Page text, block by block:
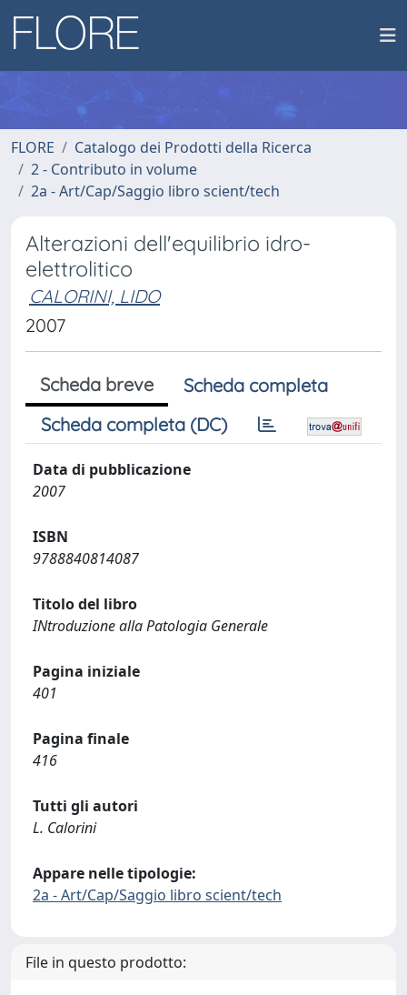
FLORE
Catalogo dei Prodotti della Ricerca
2 - Contributo in volume
2a - Art/Cap/Saggio libro scient/tech
Alterazioni dell'equilibrio idro-
elettrolitico
CALORINI, LIDO
2007
Scheda breve
Scheda completa
Scheda completa (DC)
Data di pubblicazione
2007
ISBN
9788840814087
Titolo del libro
INtroduzione alla Patologia Generale
Pagina iniziale
401
Pagina finale
416
Tutti gli autori
L. Calorini
Appare nelle tipologie:
2a - Art/Cap/Saggio libro scient/tech
File in questo prodotto: